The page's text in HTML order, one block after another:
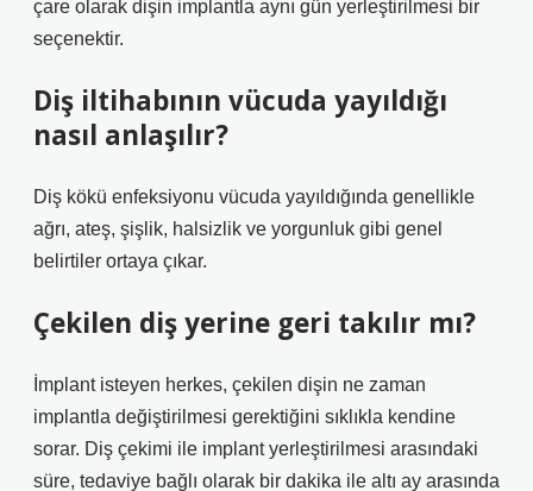
çare olarak dişin implantla aynı gün yerleştirilmesi bir
seçenektir.
Diş iltihabının vücuda yayıldığı
nasıl anlaşılır?
Diş kökü enfeksiyonu vücuda yayıldığında genellikle
ağrı, ateş, şişlik, halsizlik ve yorgunluk gibi genel
belirtiler ortaya çıkar.
Çekilen diş yerine geri takılır mı?
İmplant isteyen herkes, çekilen dişin ne zaman
implantla değiştirilmesi gerektiğini sıklıkla kendine
sorar. Diş çekimi ile implant yerleştirilmesi arasındaki
süre, tedaviye bağlı olarak bir dakika ile altı ay arasında